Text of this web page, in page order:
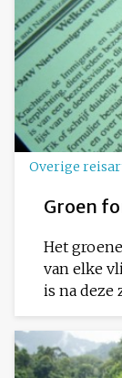
Overige
Groen
Het
van elke
is na deze